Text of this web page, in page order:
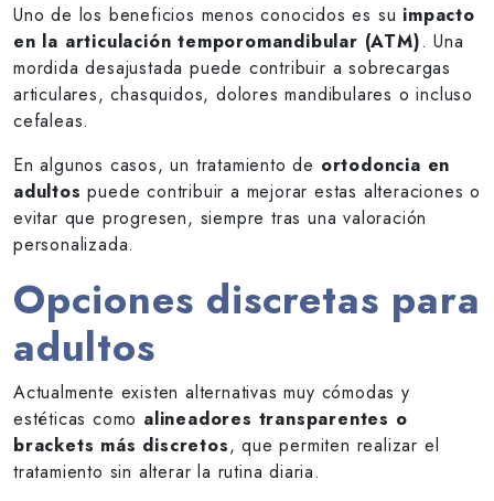
Uno de los beneficios menos conocidos es su impacto
en la articulación temporomandibular (ATM). Una
mordida desajustada puede contribuir a sobrecargas
articulares, chasquidos, dolores mandibulares o incluso
cefaleas.
En algunos casos, un tratamiento de ortodoncia en
adultos puede contribuir a mejorar estas alteraciones o
evitar que progresen, siempre tras una valoración
personalizada.
Opciones discretas para
adultos
Actualmente existen alternativas muy cómodas y
estéticas como alineadores transparentes o
brackets más discretos, que permiten realizar el
tratamiento sin alterar la rutina diaria.